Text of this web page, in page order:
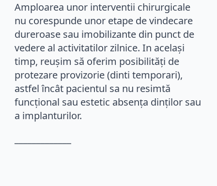
Amploarea unor interventii chirurgicale
nu corespunde unor etape de vindecare
dureroase sau imobilizante din punct de
vedere al activitatilor zilnice. In același
timp, reușim să oferim posibilități de
protezare provizorie (dinti temporari),
astfel încât pacientul sa nu resimtă
funcțional sau estetic absența dinților sau
a implanturilor.